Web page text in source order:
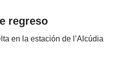
regreso
en la estación de l’Alcúdia